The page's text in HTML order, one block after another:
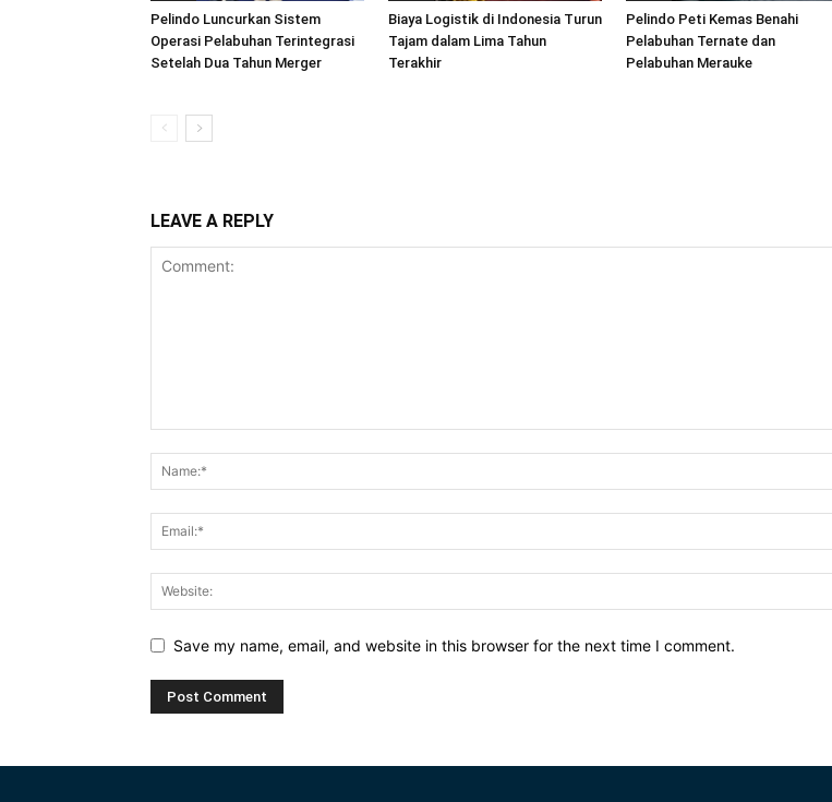
Pelindo Luncurkan Sistem
Operasi Pelabuhan Terintegrasi
Setelah Dua Tahun Merger
Biaya Logistik di Indonesia Turun
Tajam dalam Lima Tahun
Terakhir
Pelindo Peti Kemas Benahi
Pelabuhan Ternate dan
Pelabuhan Merauke
LEAVE A REPLY
Save my name, email, and website in this browser for the next time I comment.